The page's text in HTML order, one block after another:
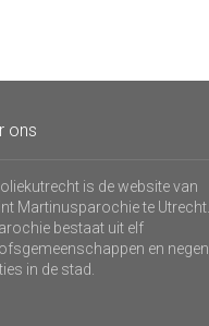
ons
is de website van
Martinusparochie te Utrecht.
bestaat uit elf
en negen
in de stad.